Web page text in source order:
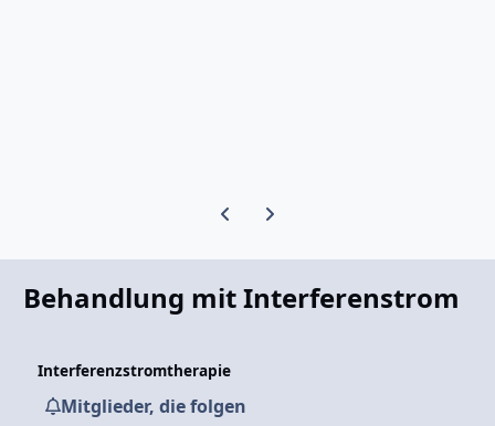
Vorherige Karussell-Folie
Nächste Karussell-Folie
Behandlung mit Interferenstrom
Interferenzstromtherapie
Mitglieder, die folgen